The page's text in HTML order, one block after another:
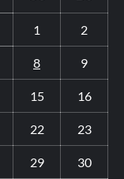
1 2
8 9
15 16
22 23
29 30